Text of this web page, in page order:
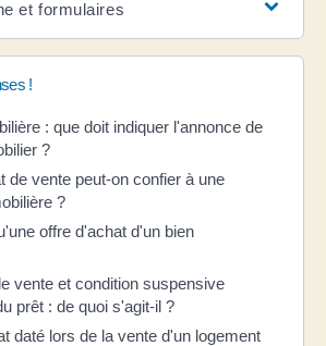
et formulaires
!
: que doit indiquer l'annonce de
?
de vente peut-on confier à une
?
offre d'achat d'un bien
vente et condition suspensive
prêt : de quoi s'agit-il ?
daté lors de la vente d'un logement